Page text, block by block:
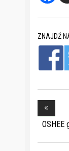
ZNAJDŹ
OSHEE
part